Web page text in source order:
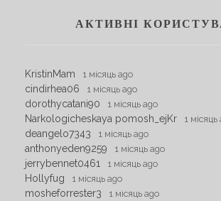
АКТИВНІ
KristinMam 1 місяць ago
cindirhea06 1 місяць ago
dorothycatani90 1 місяць ago
Narkologicheskaya pomosh_ejKr 1 місяць
deangelo7343 1 місяць ago
anthonyeden9259 1 місяць ago
jerrybennet0461 1 місяць ago
Hollyfug 1 місяць ago
mosheforrester3 1 місяць ago